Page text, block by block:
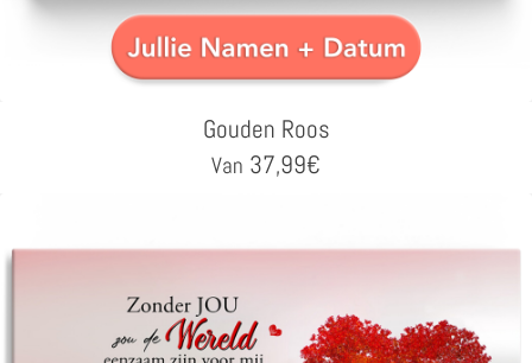
Gouden Roos
Van 37,99€